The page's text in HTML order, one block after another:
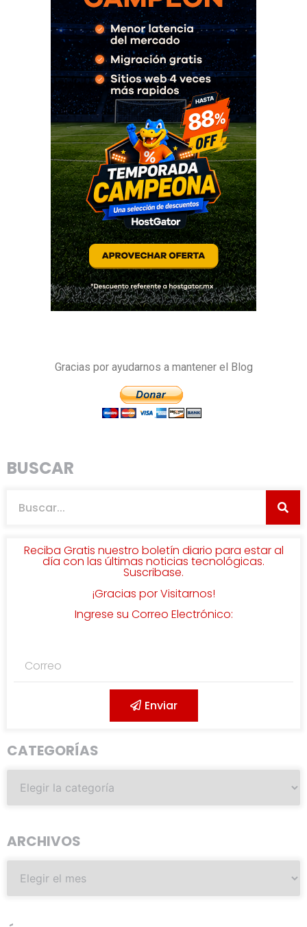
Gracias por ayudarnos a mantener el Blog
BUSCAR
Reciba Gratis nuestro boletín diario para estar al
día con las últimas noticias tecnológicas.
Suscribase.
¡Gracias por Visitarnos!
Ingrese su Correo Electrónico:
Enviar
CATEGORÍAS
ARCHIVOS